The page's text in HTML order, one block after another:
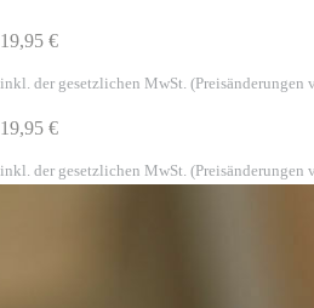
19,95 €
inkl. der gesetzlichen MwSt.
19,95 €
inkl. der gesetzlichen MwSt.